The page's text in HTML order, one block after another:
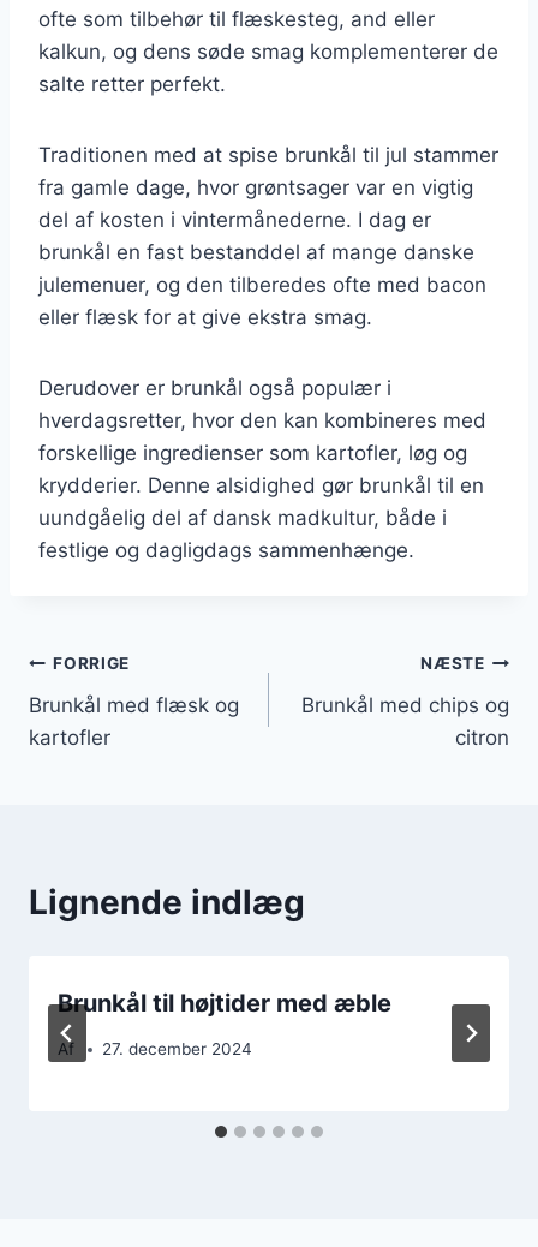
ofte som tilbehør til flæskesteg, and eller
kalkun, og dens søde smag komplementerer de
salte retter perfekt.
Traditionen med at spise brunkål til jul stammer
fra gamle dage, hvor grøntsager var en vigtig
del af kosten i vintermånederne. I dag er
brunkål en fast bestanddel af mange danske
julemenuer, og den tilberedes ofte med bacon
eller flæsk for at give ekstra smag.
Derudover er brunkål også populær i
hverdagsretter, hvor den kan kombineres med
forskellige ingredienser som kartofler, løg og
krydderier. Denne alsidighed gør brunkål til en
uundgåelig del af dansk madkultur, både i
festlige og dagligdags sammenhænge.
Indlægsnavigation
FORRIGE
Brunkål med flæsk og
kartofler
NÆSTE
Brunkål med chips og
citron
Lignende indlæg
Brunkål til højtider med æble
Af 27. december 2024